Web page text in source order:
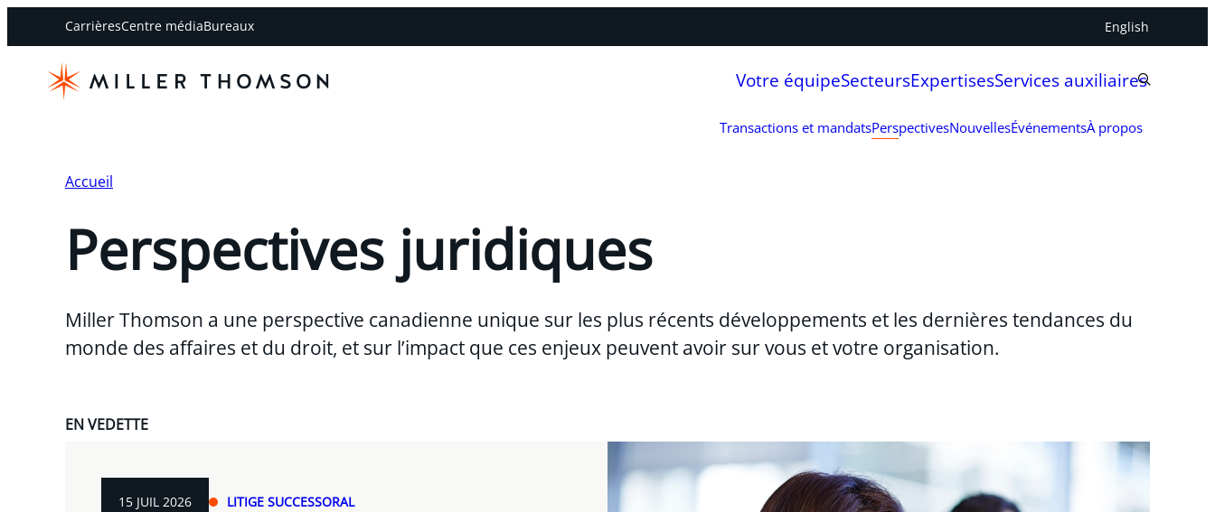
CarrièresCentre médiaBureaux English
Votre équipeSecteursExpertisesServices auxiliaires
Transactions et mandatsPerspectivesNouvellesÉvénementsÀ propos
Accueil
Perspectives juridiques
Miller Thomson a une perspective canadienne unique sur les plus récents développements et les dernières tendances du
monde des affaires et du droit, et sur l’impact que ces enjeux peuvent avoir sur vous et votre organisation.
EN VEDETTE
15 JUIL 2026 LITIGE SUCCESSORAL